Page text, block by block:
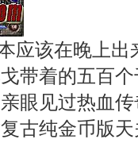
应该在晚上出
带着的五百
眼见过热血
古纯金币版